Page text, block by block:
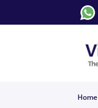
Home